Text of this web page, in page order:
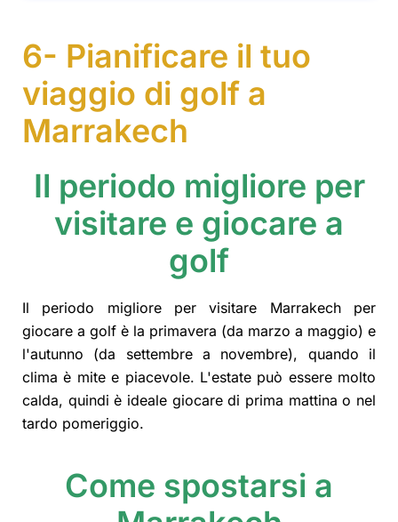
6- Pianificare il tuo
viaggio di golf a
Marrakech
Il periodo migliore per
visitare e giocare a
golf
Il periodo migliore per visitare Marrakech per
giocare a golf è la primavera (da marzo a maggio) e
l'autunno (da settembre a novembre), quando il
clima è mite e piacevole. L'estate può essere molto
calda, quindi è ideale giocare di prima mattina o nel
tardo pomeriggio.
Come spostarsi a